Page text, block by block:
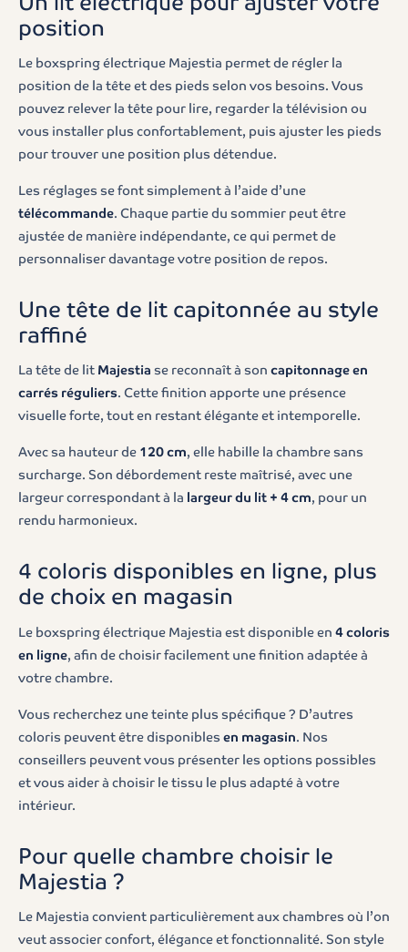
position
Le boxspring électrique Majestia permet de régler la
position de la tête et des pieds selon vos besoins. Vous
pouvez relever la tête pour lire, regarder la télévision ou
vous installer plus confortablement, puis ajuster les pieds
pour trouver une position plus détendue.
Les réglages se font simplement à l’aide d’une
télécommande. Chaque partie du sommier peut être
ajustée de manière indépendante, ce qui permet de
personnaliser davantage votre position de repos.
Une tête de lit capitonnée au style
raffiné
La tête de lit Majestia se reconnaît à son capitonnage en
carrés réguliers. Cette finition apporte une présence
visuelle forte, tout en restant élégante et intemporelle.
Avec sa hauteur de 120 cm, elle habille la chambre sans
surcharge. Son débordement reste maîtrisé, avec une
largeur correspondant à la largeur du lit + 4 cm, pour un
rendu harmonieux.
4 coloris disponibles en ligne, plus
de choix en magasin
Le boxspring électrique Majestia est disponible en 4 coloris
en ligne, afin de choisir facilement une finition adaptée à
votre chambre.
Vous recherchez une teinte plus spécifique ? D’autres
coloris peuvent être disponibles en magasin. Nos
conseillers peuvent vous présenter les options possibles
et vous aider à choisir le tissu le plus adapté à votre
intérieur.
Pour quelle chambre choisir le
Majestia ?
Le Majestia convient particulièrement aux chambres où l’on
veut associer confort, élégance et fonctionnalité. Son style